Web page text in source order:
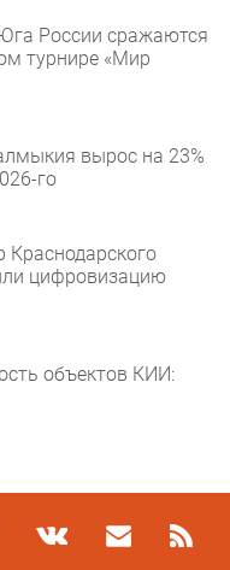
России сражаются
турнире «Мир
вырос на 23%
го
Краснодарского
цифровизацию
объектов КИИ: